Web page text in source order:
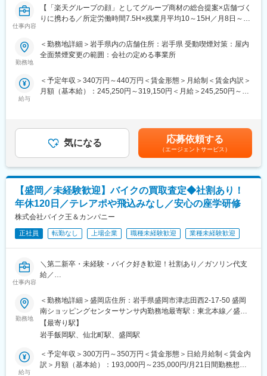
重視し相談しやすく協力し合える職場環境です。
当社は2023年2月に設立された楽天グループ100％出資の新会社
で、事業運営に必要な企画、立ち上げ、コンサルティング、オペ
変更の範囲：会社の定める業務
（1）お客様に誠実な社風
IDOMは他社の不祥事が起こる前から工場の透明性確保に力を入れ
開示。25年2月期決算は過去最高売上の約4,967億円を記録してい
ます。
入社者の定性＋定量の両面で明確な評価基準を設定。個人ノルマ
は無く店舗で予算を追っているため、チーム全体で頑張れる仕組
（3） 圧倒的な知名度、豊富な商品数により得られる商談機会の
多さ：
安定した集客＋世界最大級の中古車データベースを保有。平均し
て月間約30～40件の商談に対して、成約率は約50％！
■多様なキャリアパス：
年齢・入社歴関係なく全社員に挑戦の機会が与えられます。店舗
経営者を目指せる「ストアプロ制度」、本部へのキャリアチェン
アを実現できます。
現場にて段階的なOJTを実施。
【未経験が活躍できる理由】
■働き方：
・年休108日＋有休(義務日数)5日＋ライフサポート休暇7日
・平均残業時間15.24時間/月
変更の範囲：会社の定める業務
仕事内容
【「楽天グループの顔」としてグループ商材の総合提案×店舗づく
りに携わる／所定労働時間7.5H×残業月平均10～15H／月8日～休
楽天モバイルショップに来店されるお客様へ、スマートフォン・
料金プラン・楽天カード・楽天市場・楽天ポイントなど、楽天経
て、お客様の生活をより豊かにするトータルサポートを行うポジ
ションです。
・新規契約・機種変更の受付および提案
・料金プラン、楽天ポイント活用、楽天カード、各種サービスの
案内
・スマホの初期設定・データ移行サポート
・問い合わせ対応
◇店舗運営
・店舗での電話応対
・在庫管理、売り場づくり、POP作成
・KPI管理・数値振り返り
■教育体制：
サービス知識・業務の流れなど基礎から学べ、楽天グループ共通
のeラーニングでビジネススキルの習得も可能。未経験でも安心し
てスタートできる環境です。
■このポジションの魅力：
◇未経験でも成長しやすいシンプルなオペレーション
料金体系が他キャリアよりシンプル覚えやすく、提案力を磨きや
勤務地
＜勤務地詳細＞岩手県内の店舗住所：岩手県 受動喫煙対策：屋内
全面禁煙変更の範囲：会社の定める事業所
給与
＜予定年収＞340万円～440万円＜賃金形態＞月給制＜賃金内訳＞
月額（基本給）：245,250円～319,150円＜月給＞245,250円～
金はあくまでも目安の金額であり、選考を通じて上下する可能性
があります。月給(月額)は固定手当を含めた表記です。
気になる 応募依頼する
（エージェントサービス）
【盛岡／未経験歓迎】バイクの買取査定◆社割あり！
年休120日／テレアポや飛込みなし／安心の座学研修
株式会社バイク王＆カンパニー
正社員 転勤なし 上場企業 職種未経験歓迎 業種未経験歓迎
仕事内容
＼第二新卒・未経験・バイク好き歓迎！社割あり／ガソリン代支
給／
◆未経験から”買取・査定”の知識身につく◆年休120日◆飛び込
み・テレアポなし◆正社員◆東証スタンダード上場】
バイクの買取査定を希望しているお客様への対応をお任せしま
す。
■研修フォロー体制
勤務地
＜勤務地詳細＞盛岡店住所：岩手県盛岡市津志田西2-17-50 盛岡
南ショッピングセンターサンサ内勤務地最寄駅：東北本線／盛岡
駅受動喫煙対策：屋内喫煙可能場所あり変更の範囲：会社の定め
る事業所
【最寄り駅】
岩手飯岡駅、仙北町駅、盛岡駅
給与
＜予定年収＞300万円～350万円＜賃金形態＞日給月給制＜賃金内
訳＞月額（基本給）：193,000円～235,000円/月21日間勤務想定